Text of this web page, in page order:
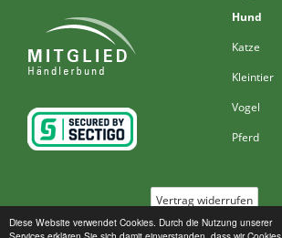
Diese Website verwendet Cookies. Durch die Nutzung unserer
Hund
Katze
Kleintier
Vogel
Pferd
Vertrag widerrufen